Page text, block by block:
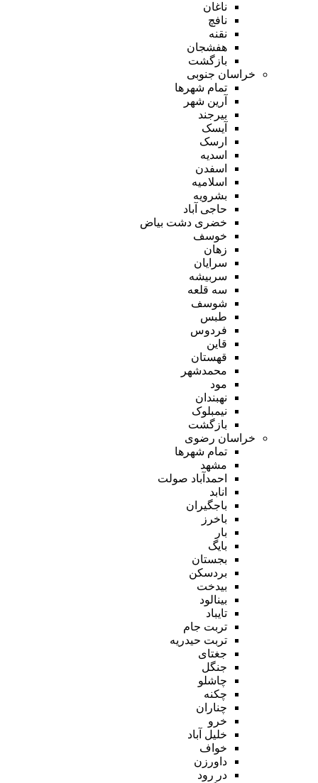
ناغان
نافچ
نقنه
هفشجان
بازگشت
خراسان جنوبی
تمام شهر‌ها
آرین شهر
بیرجند
آیسک
ارسک
اسدیه
اسفدن
اسلامیه
بشرویه
حاجی آباد
خضری دشت بیاض
خوسف
زهان
سرایان
سربیشه
سه قلعه
شوسف
طبس
فردوس
قاین
قهستان
محمدشهر
مود
نهبندان
نیمبلوک
بازگشت
خراسان رضوی
تمام شهر‌ها
مشهد
احمدآباد صولت
انابد
باجگیران
باخرز
بار
بایگ
بجستان
بردسکن
بیدخت
بینالود
تایباد
تربت جام
تربت حیدریه
جغتای
جنگل
چاشلو
چکنه
چناران
خرو
خلیل آباد
خواف
داورزن
در رود